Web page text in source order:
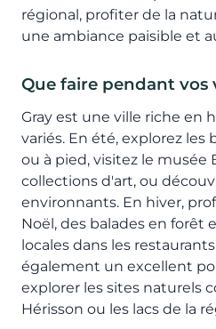
régional, profiter de la
une ambiance paisible et
Que faire pendant vos
Gray est une ville riche en
variés. En été, explorez les
ou à pied, visitez le musée
collections d'art, ou
environnants. En hiver,
Noël, des balades en forêt
locales dans les
également un excellent
explorer les sites naturels
Hérisson ou les lacs de la